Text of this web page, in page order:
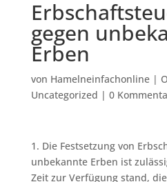
gegen
Erben
von Hamelneinfachonline|
Uncategorized | 0
1. Die Festsetzung von
unbekannte Erben ist
Zeit zur Verfügung stand,